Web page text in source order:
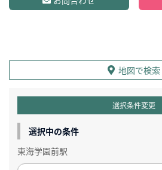
地図で検索
選択条件変更
選択中の条件
東海学園前駅